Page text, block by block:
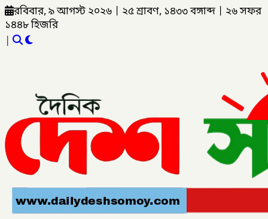
রবিবার, ৯ আগস্ট ২০২৬ ২৫ শ্রাবণ, ১৪৩৩ বঙ্গাব্দ
২৬ সফর
১৪৪৮ হিজরি
|